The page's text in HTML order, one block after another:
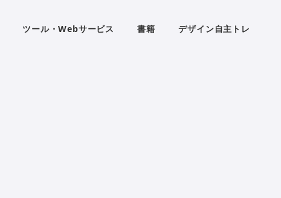
ツール・Webサービス 書籍 デザイン自主トレ